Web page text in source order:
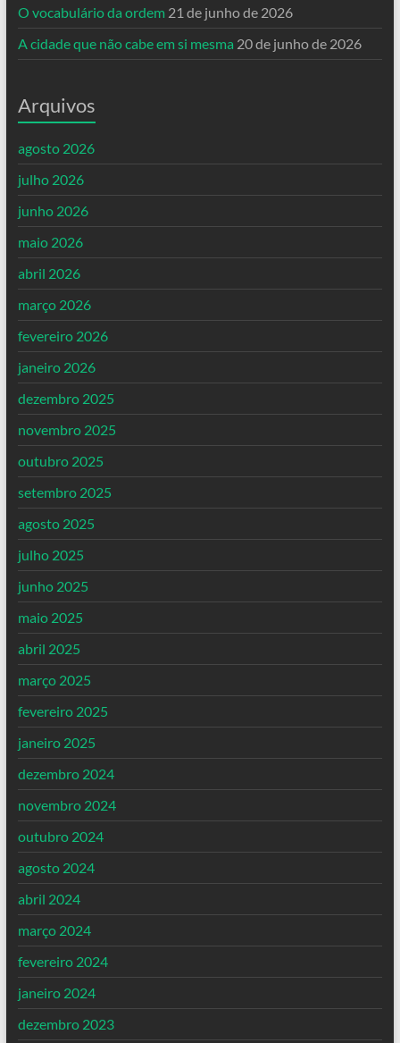
O vocabulário da ordem 21 de junho de 2026
A cidade que não cabe em si mesma 20 de junho de 2026
Arquivos
agosto 2026
julho 2026
junho 2026
maio 2026
abril 2026
março 2026
fevereiro 2026
janeiro 2026
dezembro 2025
novembro 2025
outubro 2025
setembro 2025
agosto 2025
julho 2025
junho 2025
maio 2025
abril 2025
março 2025
fevereiro 2025
janeiro 2025
dezembro 2024
novembro 2024
outubro 2024
agosto 2024
abril 2024
março 2024
fevereiro 2024
janeiro 2024
dezembro 2023